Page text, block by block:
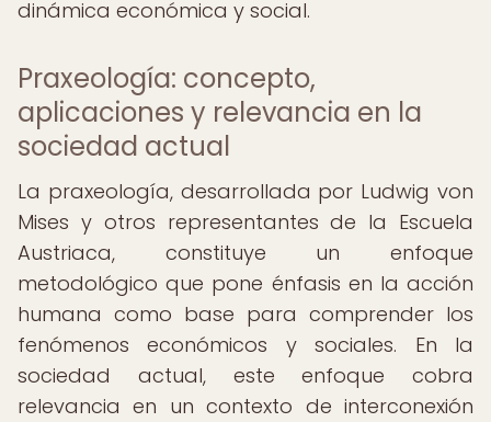
dinámica económica y social.
Praxeología: concepto,
aplicaciones y relevancia en la
sociedad actual
La praxeología, desarrollada por Ludwig von
Mises y otros representantes de la Escuela
Austriaca, constituye un enfoque
metodológico que pone énfasis en la acción
humana como base para comprender los
fenómenos económicos y sociales. En la
sociedad actual, este enfoque cobra
relevancia en un contexto de interconexión